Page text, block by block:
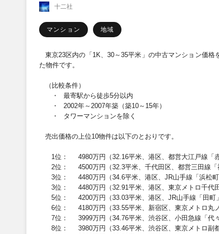
十二社
マンション 地域
東京23区内の「 1K、 30～35平米」の中古マンション価格
た物件です。
（比較条件）
・
最寄駅から徒歩5分以内
・
2002年～ 2007年築（築10～ 15年）
・
タワーマンションを除く
売出価格の上位10物件は以下のとおりです。
1位： 4980万円（32.16平米、港区、都営大江戸線「
2位： 4500万円（32.3平米、千代田区、都営三田線
3位： 4480万円（34.6平米、港区、 JR山手線「浜松
3位： 4480万円（32.91平米、港区、東京メトロ千代
5位： 4200万円（33.03平米、港区、 JR山手線「田町
6位： 4180万円（33.55平米、新宿区、東京メトロ丸
7位： 3999万円（34.76平米、渋谷区、小田急線「代
8位： 3980万円（33.46平米、渋谷区、東京メトロ副